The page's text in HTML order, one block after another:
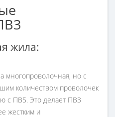
жила:
многопроволочная, но с
количеством проволочек
с ПВ5. Это делает ПВ3
жестким и